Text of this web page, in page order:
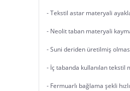
- Tekstil astar materyali
- Neolit taban materyali
- Suni deriden üretilmiş
- İç tabanda kullanılan tekstil
- Fermuarlı bağlama şekli